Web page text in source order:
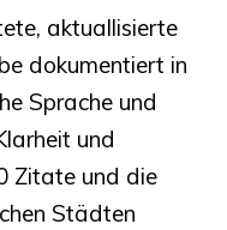
aktuallisierte
dokumentiert in
Sprache und
und
Zitate und die
Städten